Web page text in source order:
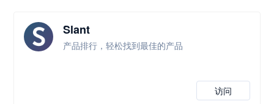
Slant
产品排行，轻松找到最佳的产品
访问